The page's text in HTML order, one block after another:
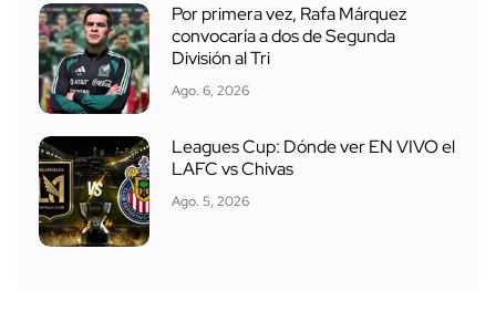
Por primera vez, Rafa Márquez
convocaría a dos de Segunda
División al Tri
Ago. 6, 2026
Leagues Cup: Dónde ver EN VIVO el
LAFC vs Chivas
Ago. 5, 2026